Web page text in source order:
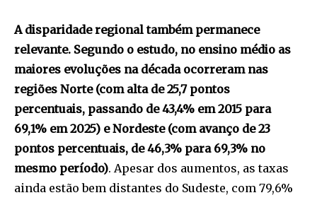
A disparidade regional também permanece
relevante. Segundo o estudo, no ensino médio as
maiores evoluções na década ocorreram nas
regiões Norte (com alta de 25,7 pontos
percentuais, passando de 43,4% em 2015 para
69,1% em 2025) e Nordeste (com avanço de 23
pontos percentuais, de 46,3% para 69,3% no
mesmo período). Apesar dos aumentos, as taxas
ainda estão bem distantes do Sudeste, com 79,6%